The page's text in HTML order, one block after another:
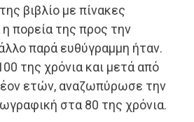
βιβλίο με πίνακες
πορεία της προς την
παρά ευθύγραμμη ήταν.
της χρόνια και μετά από
ετών, αναζωπύρωσε την
στα 80 της χρόνια.